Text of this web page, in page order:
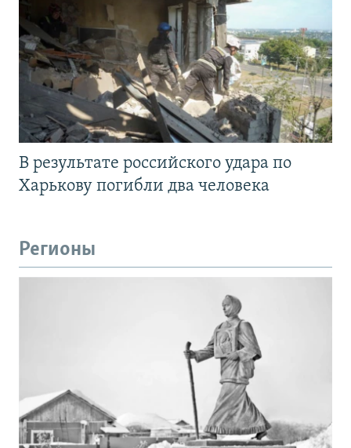
В результате российского удара по
Харькову погибли два человека
Регионы